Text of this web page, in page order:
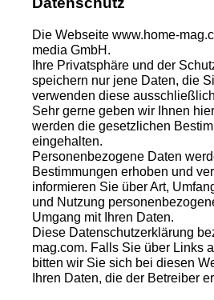
Die Webseite www.home-
media GmbH.
Ihre Privatsphäre und der
speichern nur jene Daten, die
verwenden diese
Sehr gerne geben wir Ihnen
werden die gesetzlichen
eingehalten.
Personenbezogene Daten
Bestimmungen erhoben und
informieren Sie über Art,
und Nutzung
Umgang mit Ihren Daten.
Diese Datenschutzerklärung
mag.com. Falls Sie über Links
bitten wir Sie sich bei diesen
Ihren Daten, die der Betreiber